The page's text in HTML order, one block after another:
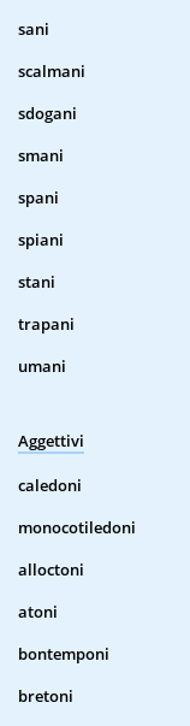
sani
scalmani
sdogani
smani
spani
spiani
stani
trapani
umani
Aggettivi
caledoni
monocotiledoni
alloctoni
atoni
bontemponi
bretoni